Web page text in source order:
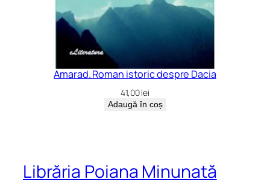
Amarad. Roman istoric despre Dacia
41,00lei
Adaugă în coș
Librăria Poiana Minunată